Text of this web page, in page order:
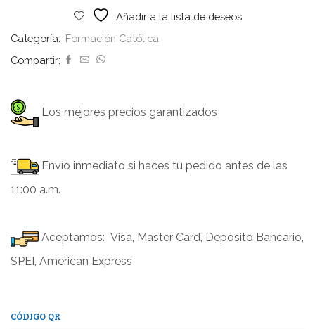
Añadir a la lista de deseos
Categoría: Formación Católica
Compartir:
Los mejores precios garantizados
Envío inmediato si haces tu pedido antes de las
11:00 a.m.
Aceptamos: Visa, Master Card, Depósito Bancario,
SPEI, American Express
CÓDIGO QR